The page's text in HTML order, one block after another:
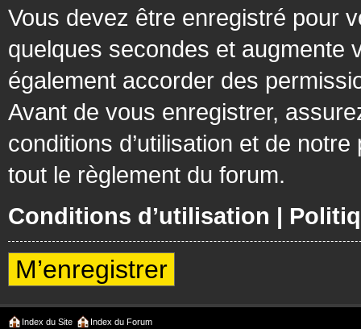
Vous devez être enregistré pour
quelques secondes et augmente
également accorder des
Avant de vous enregistrer,
conditions d’utilisation et de
tout le règlement du forum.
Conditions d’utilisation |
M’enregistrer
Index du Site Index du Forum